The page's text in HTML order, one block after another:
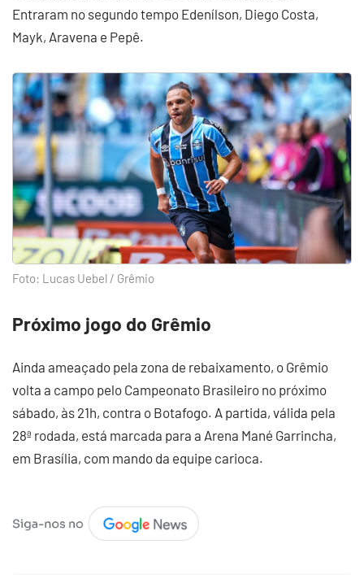
Entraram no segundo tempo Edenílson, Diego Costa,
Mayk, Aravena e Pepê.
Foto: Lucas Uebel / Grêmio
Próximo jogo do Grêmio
Ainda ameaçado pela zona de rebaixamento, o Grêmio
volta a campo pelo Campeonato Brasileiro no próximo
sábado, às 21h, contra o Botafogo. A partida, válida pela
28ª rodada, está marcada para a Arena Mané Garrincha,
em Brasília, com mando da equipe carioca.